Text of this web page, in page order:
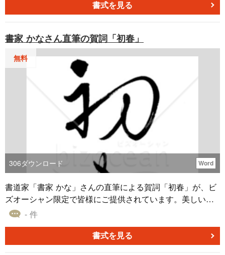
状」のデザインテンプレートを、新たな年を迎えたあいさ
書式を見る
書家 かなさん直筆の賀詞「初春」
無料
306ダウンロード Word
書道家「書家 かな」さんの直筆による賀詞「初春」が、ビ
ズオーシャン限定で皆様にご提供されています。美しい文
字で描かれたこの賀詞は、新春の気持ちを込めた挨拶にぴ
ご活用いただけます。特別なデザインと文字の組み合わせ
で、あなたの年賀状を個性的に彩りませんか？ダウンロー
- 件
書式を見る